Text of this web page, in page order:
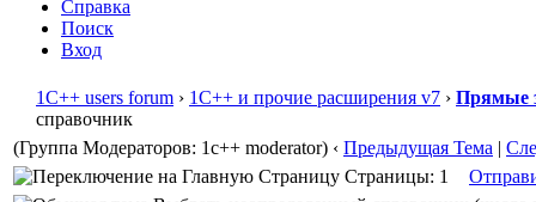
Справка
Поиск
Вход
1С++ users forum › 1С++ и прочие расширения v7 › Прямые
справочник
(Группа Модераторов: 1c++ moderator) ‹ Предыдущая Тема |
Страницы: 1